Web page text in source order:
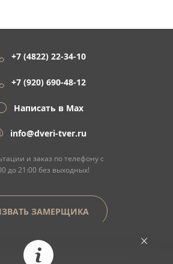
+7 (4822) 22-34-10
+7 (920) 690-48-12
Написать в Max
info@dveri-tver.ru
и заказ по телефону с
до 21:00 без выходных!
ЗАМЕРЩИКА